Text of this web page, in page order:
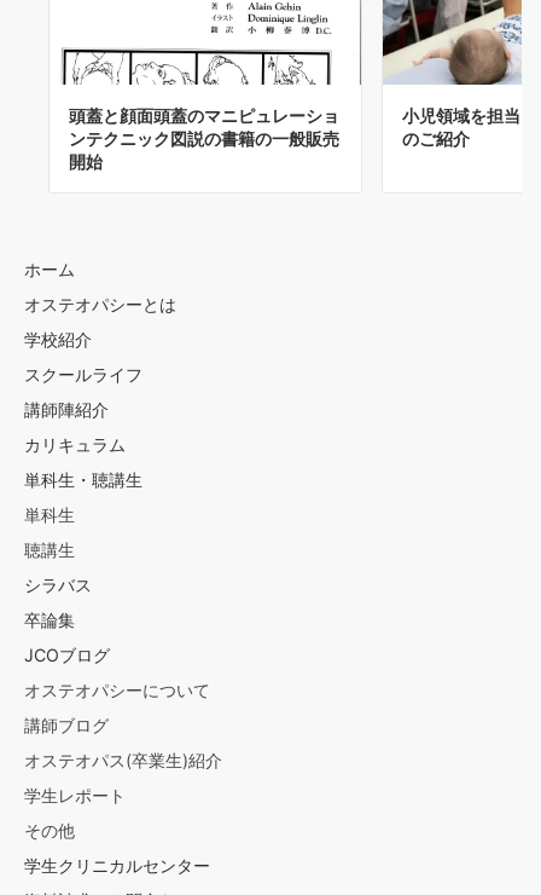
頭蓋と顔面頭蓋のマニピュレーショ
ンテクニック図説の書籍の一般販売
開始
小児領域を担当
のご紹介
ホーム
オステオパシーとは
学校紹介
スクールライフ
講師陣紹介
カリキュラム
単科生・聴講生
単科生
聴講生
シラバス
卒論集
JCOブログ
オステオパシーについて
講師ブログ
オステオパス(卒業生)紹介
学生レポート
その他
学生クリニカルセンター